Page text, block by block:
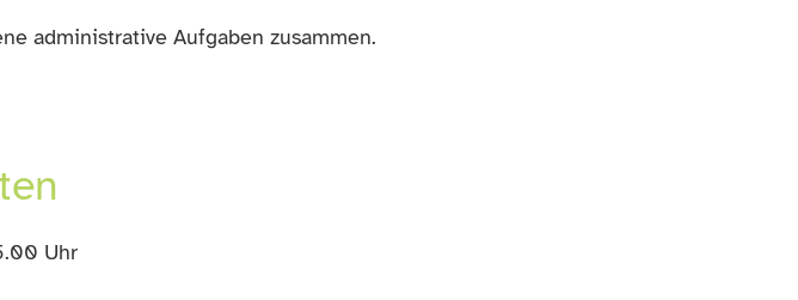
administrative Aufgaben zusammen.
Uhr